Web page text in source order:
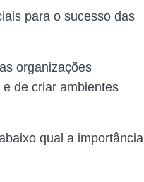
para o sucesso das
organizações
de criar ambientes
qual a importância